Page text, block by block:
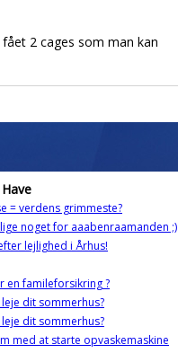
2 cages som man kan
= verdens grimmeste?
noget for aaabenraamanden ;)
lejlighed i Århus!
en famileforsikring ?
dit sommerhus?
dit sommerhus?
med at starte opvaskemaskine